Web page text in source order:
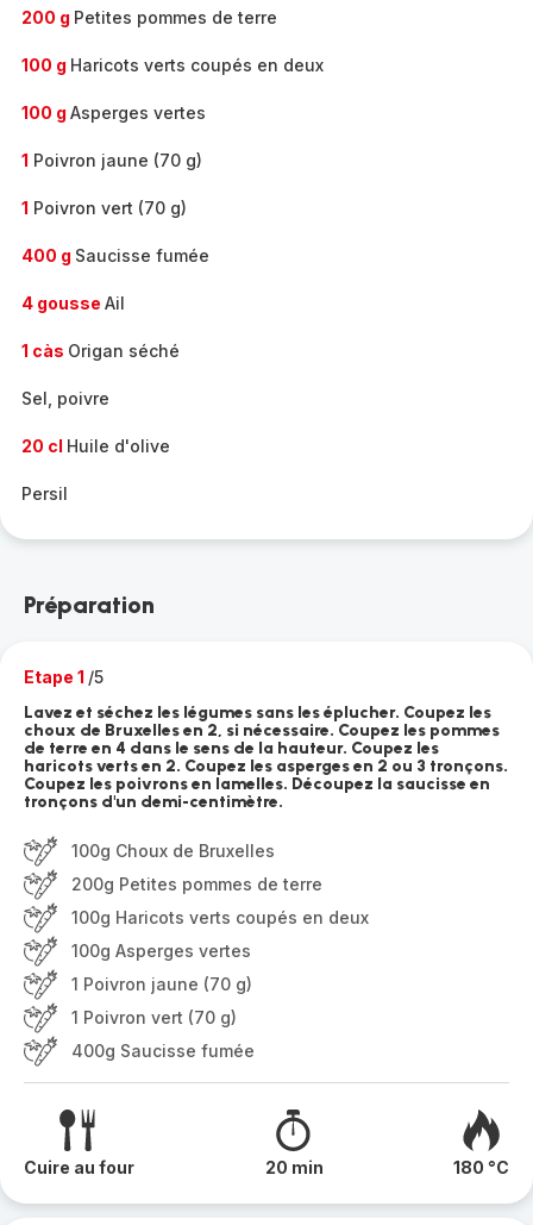
200 g Petites pommes de terre
100 g Haricots verts coupés en deux
100 g Asperges vertes
1 Poivron jaune (70 g)
1 Poivron vert (70 g)
400 g Saucisse fumée
4 gousse Ail
1 càs Origan séché
Sel, poivre
20 cl Huile d'olive
Persil
Préparation
Etape 1 /5
Lavez et séchez les légumes sans les éplucher. Coupez les
choux de Bruxelles en 2, si nécessaire. Coupez les pommes
de terre en 4 dans le sens de la hauteur. Coupez les
haricots verts en 2. Coupez les asperges en 2 ou 3 tronçons.
Coupez les poivrons en lamelles. Découpez la saucisse en
tronçons d'un demi-centimètre.
100g Choux de Bruxelles
200g Petites pommes de terre
100g Haricots verts coupés en deux
100g Asperges vertes
1 Poivron jaune (70 g)
1 Poivron vert (70 g)
400g Saucisse fumée
Cuire au four 20 min 180 °C